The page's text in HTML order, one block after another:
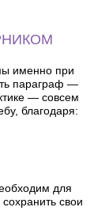
именно при
параграф —
— совсем
благодаря:
для
свои